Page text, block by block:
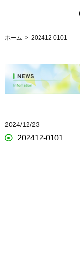
ホーム > 202412-0101
2024/12/23
202412-0101